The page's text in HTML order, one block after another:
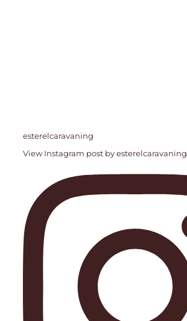
esterelcaravaning
View Instagram post by esterelcaravaning